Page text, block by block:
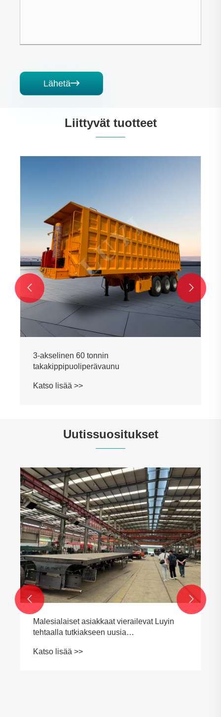
Lähetä
Liittyvät tuotteet
3-akselinen 60 tonnin
takakippipuoliperävaunu
Katso lisää >>
 
Uutissuositukset
Malesialaiset asiakkaat vierailevat Luyin
tehtaalla tutkiakseen uusia
Katso lisää >>
 